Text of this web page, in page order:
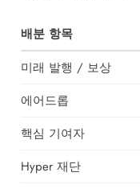
배분 항목
미래 발행 / 보상
에어드롭
핵심 기여자
Hyper 재단